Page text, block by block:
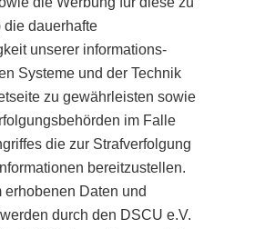
die dauerhafte
unserer informations-
Systeme und der Technik
zu gewährleisten sowie
im Falle
die zur Strafverfolgung
bereitzustellen.
erhobenen Daten und
durch den DSCU e.V.